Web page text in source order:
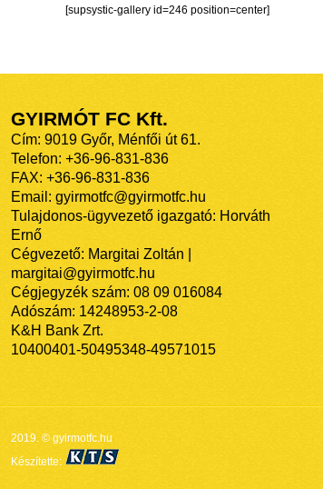
[supsystic-gallery id=246 position=center]
GYIRMÓT FC Kft.
Cím: 9019 Győr, Ménfői út 61.
Telefon: +36-96-831-836
FAX: +36-96-831-836
Email: gyirmotfc@gyirmotfc.hu
Tulajdonos-ügyvezető igazgató: Horváth
Ernő
Cégvezető: Margitai Zoltán |
margitai@gyirmotfc.hu
Cégjegyzék szám: 08 09 016084
Adószám: 14248953-2-08
K&H Bank Zrt.
10400401-50495348-49571015
2019. © gyirmotfc.hu
Készítette: